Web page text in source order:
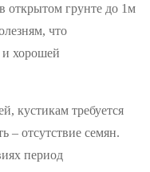
открытом грунте до 1м
что
и хорошей
кустикам требуется
– отсутствие семян.
период